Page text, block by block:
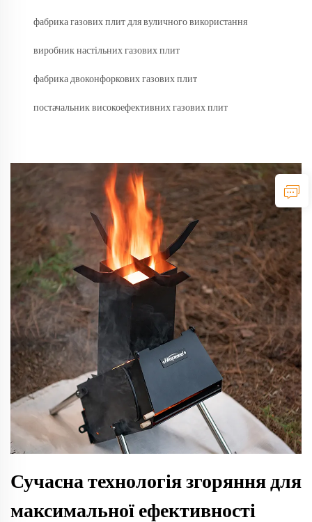
фабрика газових плит для вуличного використання
виробник настільних газових плит
фабрика двоконфоркових газових плит
постачальник високоефективних газових плит
Сучасна технологія згоряння для
максимальної ефективності